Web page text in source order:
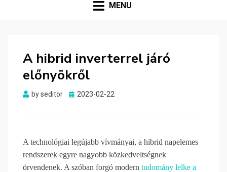
MENU
A hibrid inverterrel járó
előnyökről
byseditor
Posted
2023-02-22
A technológiai legújabb vívmányai, a hibrid napelemes
rendszerek egyre nagyobb közkedveltségnek
örvendenek. A szóban forgó modern tudomány lelke a